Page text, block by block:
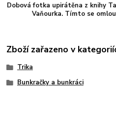
Dobová fotka upirátěna z knihy
Vaňourka. Tímto se
Zboží zařazeno v
Trika
Bunkračky a bunkráci